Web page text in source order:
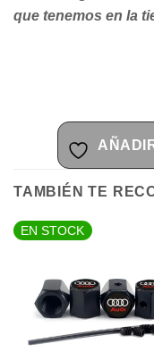
que tenemos en la
TAMBIÉN TE
EN STOCK
A